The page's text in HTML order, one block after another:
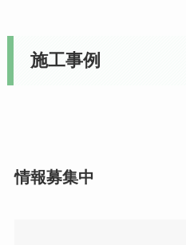
施工事例
情報募集中